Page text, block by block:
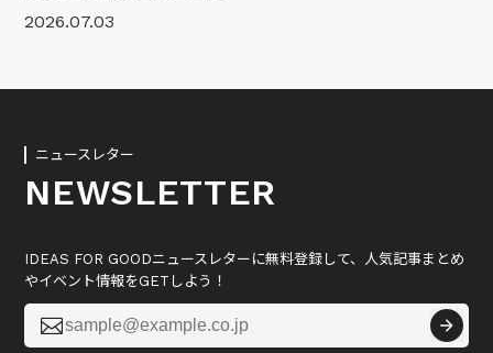
2026.07.03
ニュースレター
NEWSLETTER
IDEAS FOR GOODニュースレターに無料登録して、人気記事まとめ
やイベント情報をGETしよう！
